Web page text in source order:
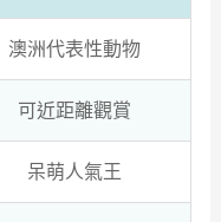
澳洲代表性動物
可近距離觀賞
呆萌人氣王